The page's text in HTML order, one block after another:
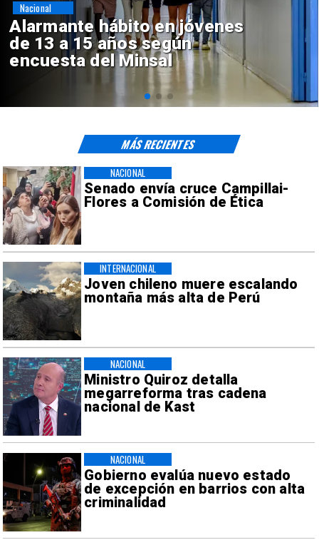
Aprueban creación del Parque
Sebastián Piñera con inversión
de $4 mil millones
Regiones
Senado envía cruce Campillai-
Flores a Comisión de Ética
NACIONAL
Joven chileno muere escalando
montaña más alta de Perú
INTERNACIONAL
Ministro Quiroz detalla
megarreforma tras cadena
nacional de Kast
NACIONAL
Gobierno evalúa nuevo estado
de excepción en barrios con alta
criminalidad
NACIONAL
MÁS RECIENTES